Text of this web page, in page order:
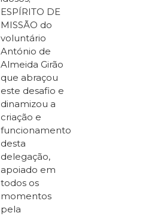
ESPÍRITO DE
MISSÃO do
voluntário
António de
Almeida Girão
que abraçou
este desafio e
dinamizou a
criação e
funcionamento
desta
delegação,
apoiado em
todos os
momentos
pela